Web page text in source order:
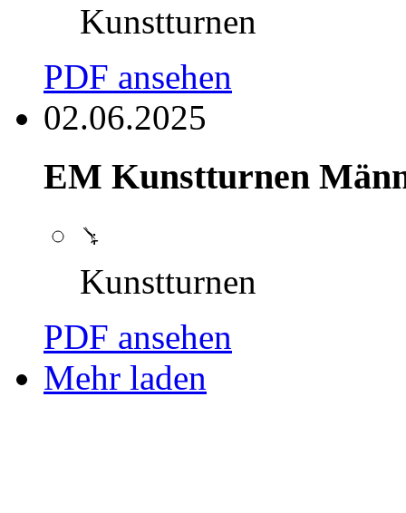
Kunstturnen
PDF ansehen
02.06.2025
EM Kunstturnen
Kunstturnen
PDF ansehen
Mehr laden